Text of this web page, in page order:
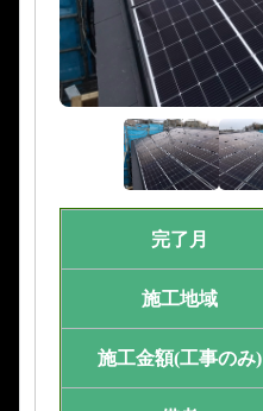
完了月
施工地域
施工金額(工事のみ)